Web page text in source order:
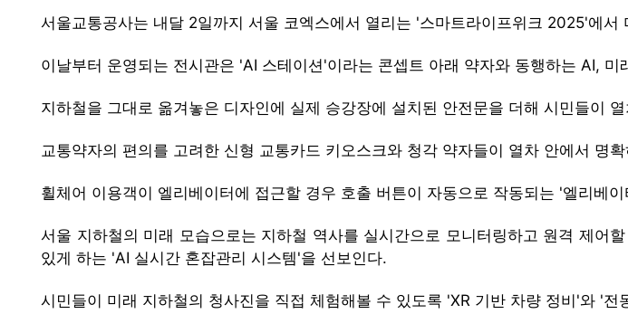
서울교통공사는 내달 2일까지 서울 코엑스에서 열리는 '스마트라이프위크 2025'에
이날부터 운영되는 전시관은 'AI 스테이션'이라는 콘셉트 아래 약자와 동행하는 AI,
지하철을 그대로 옮겨놓은 디자인에 실제 승강장에 설치된 안전문을 더해 시민들이
교통약자의 편의를 고려한 신형 교통카드 키오스크와 청각 약자들이 열차 안에서 명
휠체어 이용객이 엘리베이터에 접근할 경우 호출 버튼이 자동으로 작동되는 '엘리베
서울 지하철의 미래 모습으로는 지하철 역사를 실시간으로 모니터링하고 원격 제어
있게 하는 'AI 실시간 혼잡관리 시스템'을 선보인다.
시민들이 미래 지하철의 청사진을 직접 체험해볼 수 있도록 'XR 기반 차량 정비'와 '전